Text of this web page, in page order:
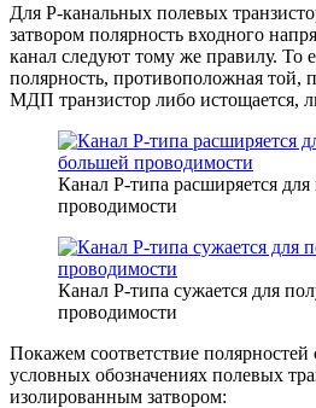
Для P-канальных полевых
затвором полярность входного
канал следуют тому же правилу. То
полярность, противоположная той,
МДП транзистор либо истощается,
Канал P-типа расширяется
проводимости
Канал P-типа сужается для
проводимости
Покажем соответствие
условных обозначениях полевых
изолированным затвором: